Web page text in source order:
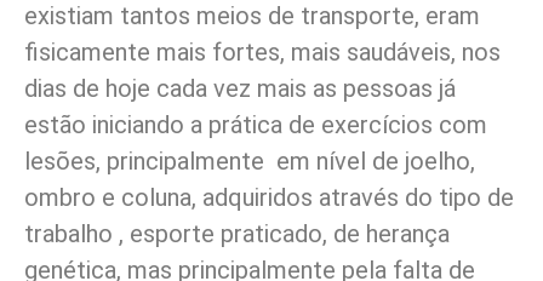
existiam tantos meios de transporte, eram
fisicamente mais fortes, mais saudáveis, nos
dias de hoje cada vez mais as pessoas já
estão iniciando a prática de exercícios com
lesões, principalmente em nível de joelho,
ombro e coluna, adquiridos através do tipo de
trabalho , esporte praticado, de herança
genética, mas principalmente pela falta de